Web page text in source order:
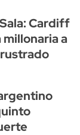
Cardiff
millonaria a